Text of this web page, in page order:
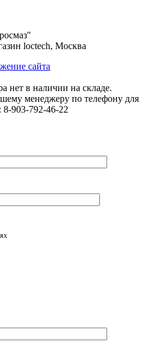
loctech, Москва
сайта
нет в наличии на складе.
менеджеру по телефону для
8-903-792-46-22